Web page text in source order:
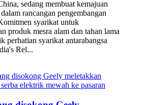
sedang membuat kemajuan
rancangan pengembangan
syarikat untuk
produk mesra alam dan tahan lama
perhatian syarikat antarabangsa
Rel...